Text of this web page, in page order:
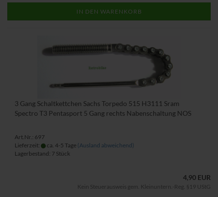
IN DEN WARENKORB
3 Gang Schaltkettchen Sachs Torpedo 515 H3111 Sram
Spectro T3 Pentasport 5 Gang rechts Nabenschaltung NOS
Art.Nr.: 697
Lieferzeit:
ca. 4-5 Tage (Ausland abweichend)
Lagerbestand: 7 Stück
4,90 EUR
Kein Steuerausweis gem. Kleinuntern.-Reg. §19 UStG